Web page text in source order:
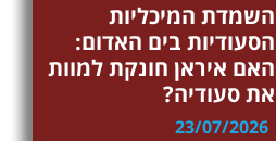
השמדת המיכליות
הסעודיות בים האדום:
האם איראן חונקת למוות
את סעודיה?
23/07/2026